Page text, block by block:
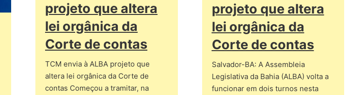
projeto que altera
lei orgânica da
Corte de contas
TCM envia à ALBA projeto que
altera lei orgânica da Corte de
contas Começou a tramitar, na
projeto que altera
lei orgânica da
Corte de contas
Salvador-BA: A Assembleia
Legislativa da Bahia (ALBA) volta a
funcionar em dois turnos nesta